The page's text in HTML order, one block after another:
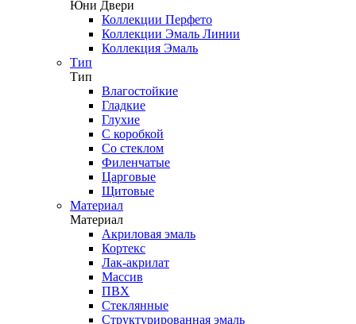
Юни Двери
Коллекции Перфето
Коллекции Эмаль Линии
Коллекция Эмаль
Тип
Тип
Влагостойкие
Гладкие
Глухие
С коробкой
Со стеклом
Филенчатые
Царговые
Щитовые
Материал
Материал
Акриловая эмаль
Кортекс
Лак-акрилат
Массив
ПВХ
Стеклянные
Структурированная эмаль